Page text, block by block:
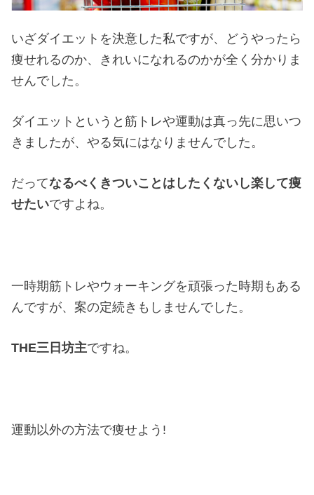
いざダイエットを決意した私ですが、どうやったら
痩せれるのか、きれいになれるのかが全く分かりま
せんでした。
ダイエットというと筋トレや運動は真っ先に思いつ
きましたが、やる気にはなりませんでした。
だってなるべくきついことはしたくないし楽して痩
せたいですよね。
一時期筋トレやウォーキングを頑張った時期もある
んですが、案の定続きもしませんでした。
THE三日坊主ですね。
運動以外の方法で痩せよう!